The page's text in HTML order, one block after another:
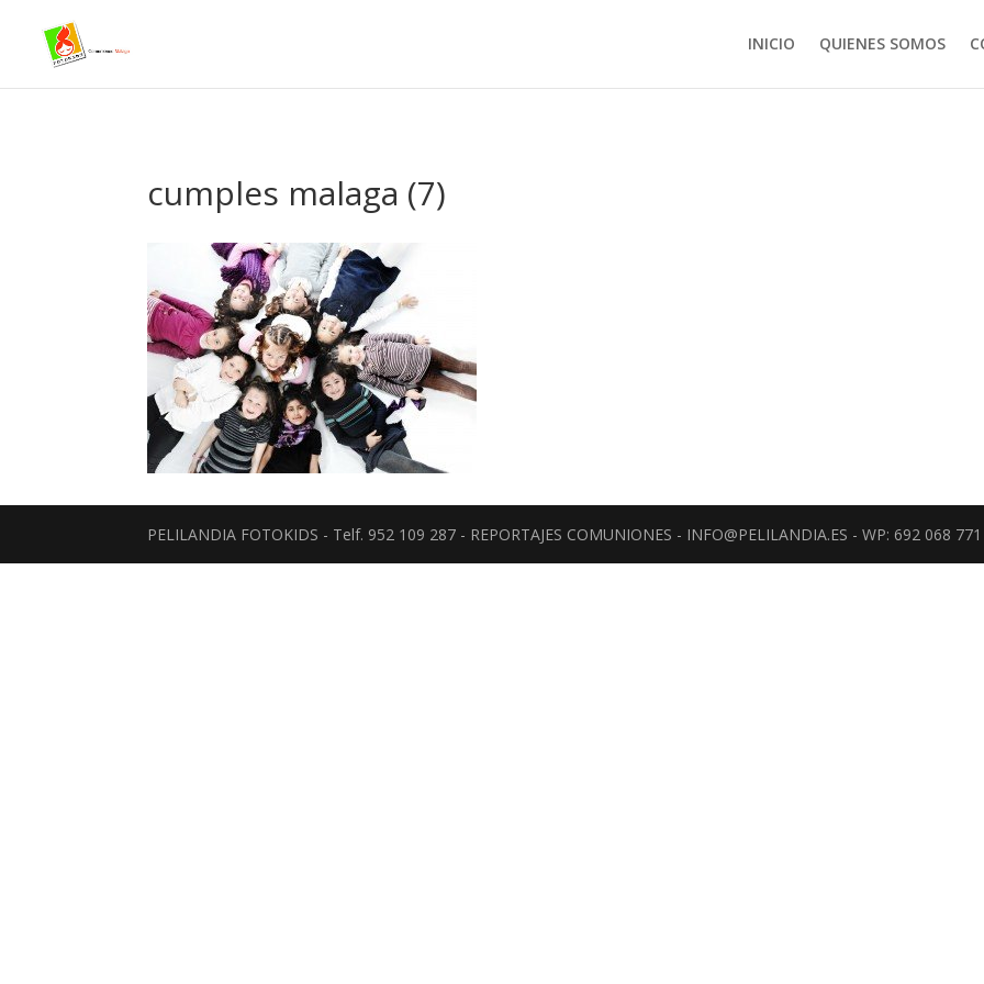
INICIO
QUIENES SOMOS
cumples malaga (7)
PELILANDIA FOTOKIDS - Telf. 952 109 287 - REPORTAJES COMUNIONES - INFO@PELILANDIA.ES - WP: 692 068